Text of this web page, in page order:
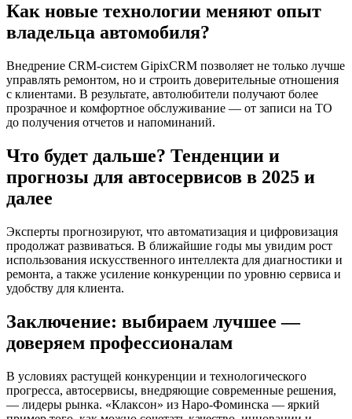
Как новые технологии меняют опыт
владельца автомобиля?
Внедрение CRM-систем GipixCRM позволяет не только лучше
управлять ремонтом, но и строить доверительные отношения
с клиентами. В результате, автолюбители получают более
прозрачное и комфортное обслуживание — от записи на ТО
до получения отчетов и напоминаний.
Что будет дальше? Тенденции и
прогнозы для автосервисов в 2025 и
далее
Эксперты прогнозируют, что автоматизация и цифровизация
продолжат развиваться. В ближайшие годы мы увидим рост
использования искусственного интеллекта для диагностики и
ремонта, а также усиление конкуренции по уровню сервиса и
удобству для клиента.
Заключение: выбираем лучшее —
доверяем профессионалам
В условиях растущей конкуренции и технологического
прогресса, автосервисы, внедряющие современные решения,
— лидеры рынка. «Клаксон» из Наро-Фоминска — яркий